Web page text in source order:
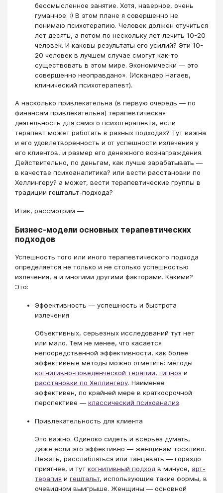
бессмысленное занятие. Хотя, наверное, очень
гуманное. :) В этом плане я совершенно не
понимаю психотерапию. Человек должен отучиться
лет десять, а потом по нескольку лет лечить 10-20
человек. И каковы результаты его усилий? Эти 10-
20 человек в лучшем случае смогут как-то
существовать в этом мире. Экономически — это
совершенно неоправдано». (Искандер Нагаев,
клинический психотерапевт).
А насколько привлекательна (в первую очередь — по
финансам привлекательна) терапевтическая
деятельность для самого психотерапевта, если
терапевт может работать в разных подходах? Тут важна
и его удовлетворенность и от успешности излечения у
его клиентов, и размер его денежного вознаграждения.
Действительно, по деньгам, как лучше зарабатывать —
в качестве психоаналитика? или вести расстановки по
Хеллингеру? а может, вести терапевтические группы в
традиции гештальт-подхода?
Итак, рассмотрим —
Бизнес-модели основных терапевтических
подходов
Успешность того или иного терапевтического подхода
определяется не только и не столько успешностью
излечения, а и многими другими факторами. Какими?
Это:
Эффективность — успешность и быстрота
излечения
Объективных, серьезных исследований тут нет
или мало. Тем не менее, что касается
непосредственной эффективности, как более
эффективные методы можно отметить: методы
когнитивно-поведенческой терапии, гипноз и
расстановки по Хеллингеру. Наименее
эффективен, по крайней мере в краткосрочной
перспективе —классический психоанализ.
Привлекательность для клиента
Это важно. Одиноко сидеть и всерьез думать,
даже если это эффективно — женщинам тоскливо.
Лежать, расслабляться или танцевать — гораздо
приятнее, и тут когнитивный подход в минусе, арт-
терапия и гештальт, использующие такие формы, в
очевидном выигрыше. Женщины — основной